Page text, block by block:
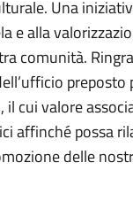
Una
e alla
comunità.
preposto
cui valore
affinché possa
delle